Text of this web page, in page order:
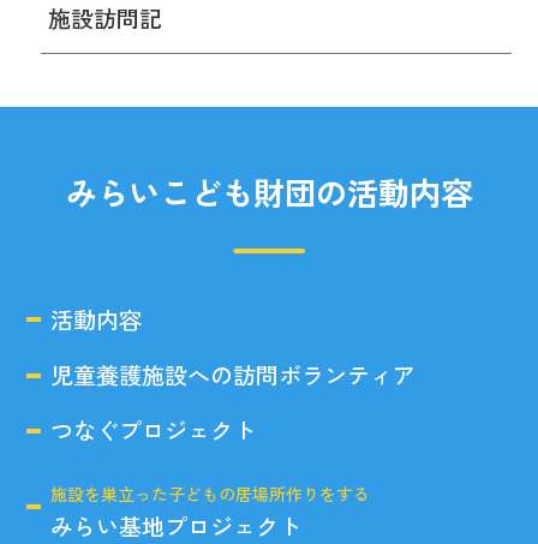
施設訪問記
みらいこども財団の活動内容
活動内容
児童養護施設への訪問ボランティア
つなぐプロジェクト
施設を巣立った子どもの居場所作りをする
みらい基地プロジェクト